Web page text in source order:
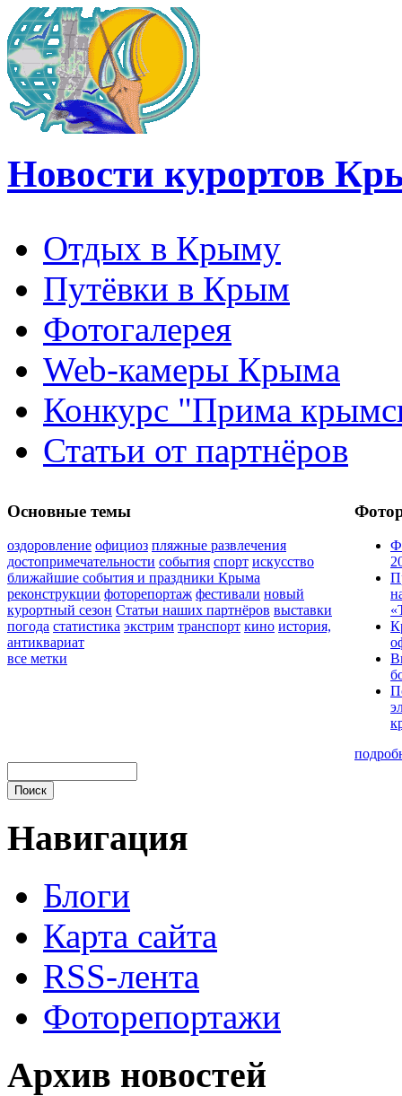
Новости курортов
Отдых в Крыму
Путёвки в Крым
Фотогалерея
Web-камеры Крыма
Конкурс "Прима
Статьи от партнёров
Основные темы
оздоровление официоз пляжные развлечения
достопримечательности события спорт искусство
ближайшие события и праздники Крыма
реконструкции фоторепортаж фестивали новый
курортный сезон Статьи наших партнёров выставки
погода статистика экстрим транспорт кино история,
антиквариат
все метки
Навигация
Блоги
Карта сайта
RSS-лента
Фоторепортажи
Архив новостей